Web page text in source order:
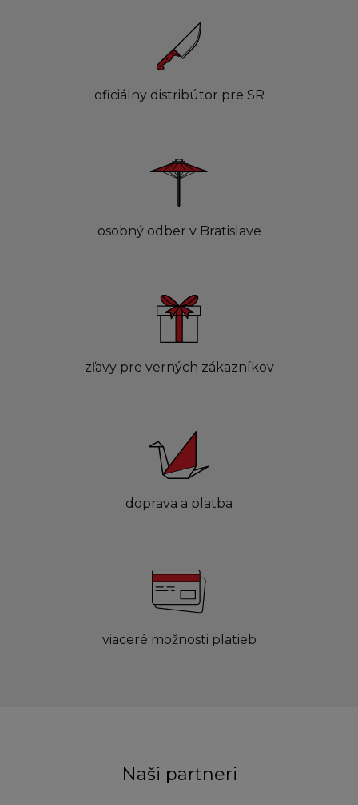
oficiálny distribútor pre SR
osobný odber v Bratislave
zľavy pre verných zákazníkov
doprava a platba
viaceré možnosti platieb
Naši partneri